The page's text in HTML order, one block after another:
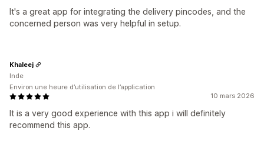
It's a great app for integrating the delivery pincodes, and the
concerned person was very helpful in setup.
10 mars 2026
It is a very good experience with this app i will definitely
recommend this app.
Khaleej
Inde
Environ une heure d’utilisation de l’application